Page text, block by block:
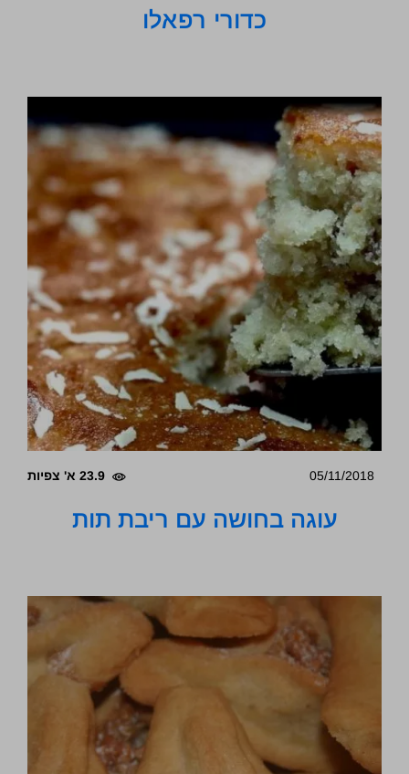
כדורי רפאלו
05/11/2018 23.9 א' צפיות
עוגה בחושה עם ריבת תות